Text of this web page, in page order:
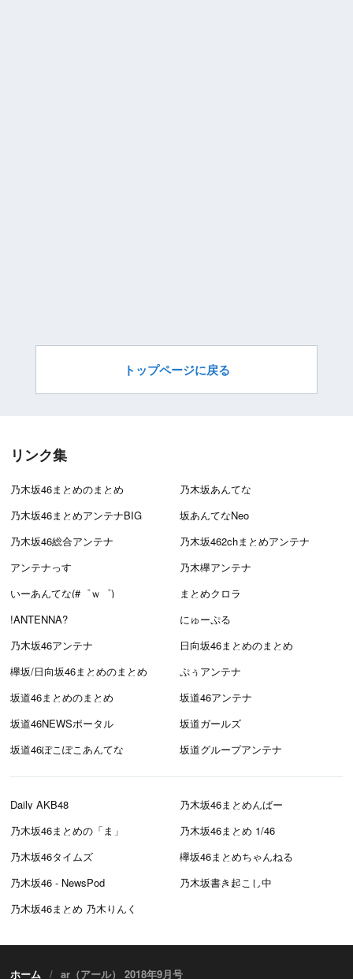
トップページに戻る
リンク集
乃木坂46まとめのまとめ
乃木坂あんてな
乃木坂46まとめアンテナBIG
坂あんてなNeo
乃木坂46総合アンテナ
乃木坂462chまとめアンテナ
アンテナっす
乃木欅アンテナ
いーあんてな(#゜ｗ゜)
まとめクロラ
!ANTENNA?
にゅーぷる
乃木坂46アンテナ
日向坂46まとめのまとめ
欅坂/日向坂46まとめのまとめ
ぷぅアンテナ
坂道46まとめのまとめ
坂道46アンテナ
坂道46NEWSポータル
坂道ガールズ
坂道46ぽこぽこあんてな
坂道グループアンテナ
Daily AKB48
乃木坂46まとめんばー
乃木坂46まとめの「ま」
乃木坂46まとめ 1/46
乃木坂46タイムズ
欅坂46まとめちゃんねる
乃木坂46 - NewsPod
乃木坂書き起こし中
乃木坂46まとめ 乃木りんく
ホーム ar（アール） 2018年9月号